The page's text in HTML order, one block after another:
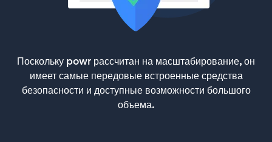
Поскольку powr рассчитан на масштабирование, он
имеет самые передовые встроенные средства
безопасности и доступные возможности большого
объема.